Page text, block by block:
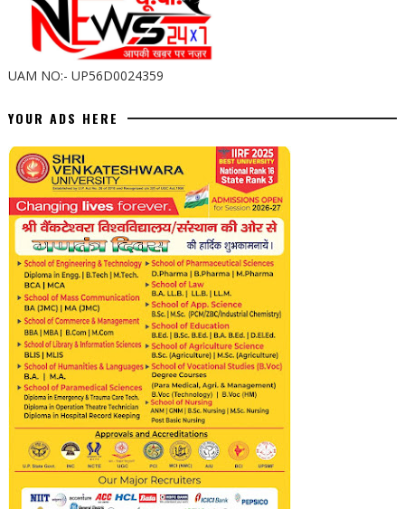
UAM NO:- UP56D0024359
YOUR ADS HERE